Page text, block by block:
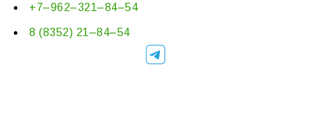
+7–962–321–84–54
8 (8352) 21–84–54